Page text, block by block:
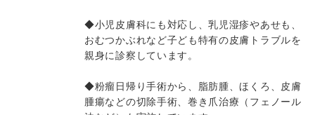
◆小児皮膚科にも対応し、乳児湿疹やあせも、
おむつかぶれなど子ども特有の皮膚トラブルを
親身に診察しています。
◆粉瘤日帰り手術から、脂肪腫、ほくろ、皮膚
腫瘍などの切除手術、巻き爪治療（フェノール